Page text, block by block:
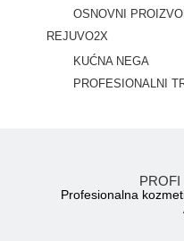
OSNOVNI
REJUVO2X
KUĆNA NEGA
PROFESIONALNI
PROFI
Profesionalna